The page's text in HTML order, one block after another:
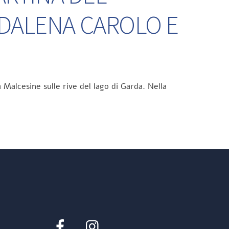
CAROLO E
sulle rive del lago di Garda. Nella
Facebook